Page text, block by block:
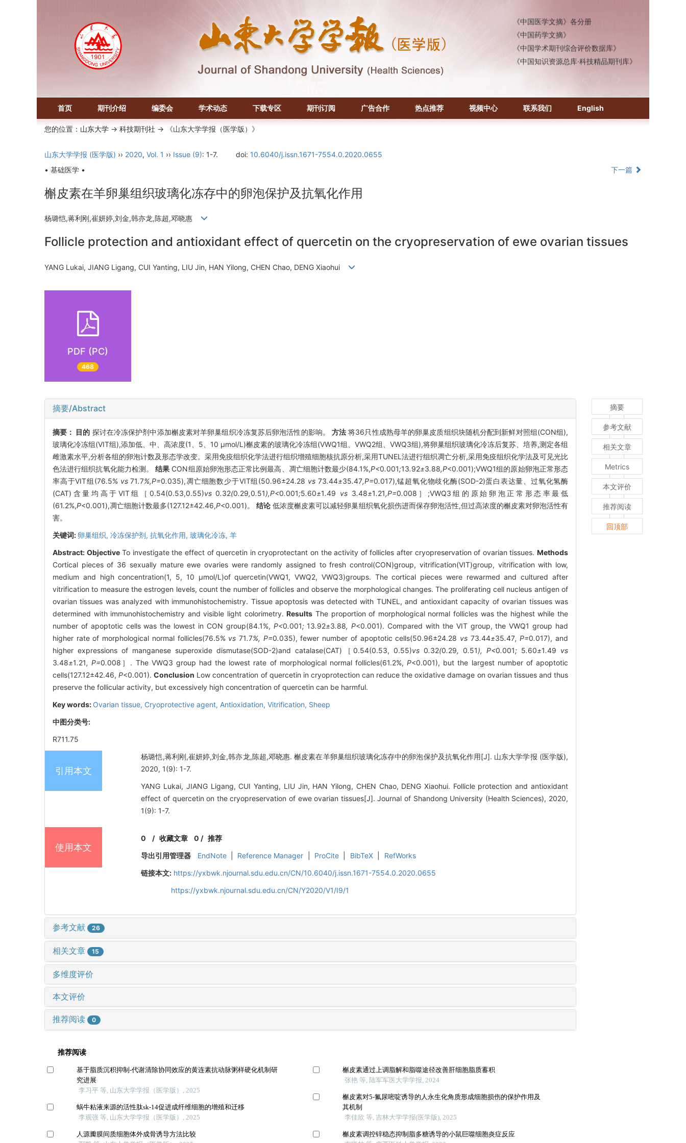
《中国药学文摘》
《中国学术期刊综合评价数据库》
《中国知识资源总库·科技精品期刊库》
首页 期刊介绍 编委会 学术动态 下载专区 期刊订阅 广告合作 热点推荐 视频中心 联系我们 English
您的位置： 山东大学 -> 科技期刊社 -> 《山东大学学报（医学版）》
山东大学学报 (医学版) ›› 2020, Vol. 1 ›› Issue (9): 1-7. doi: 10.6040/j.issn.1671-7554.0.2020.0655
• 基础医学 •
下一篇
槲皮素在羊卵巢组织玻璃化冻存中的卵泡保护及抗氧化作用
杨璐恺,蒋利刚,崔妍婷,刘金,韩亦龙,陈超,邓晓惠
Follicle protection and antioxidant effect of quercetin on the cryopreservation of ewe ovarian tissues
YANG Lukai, JIANG Ligang, CUI Yanting, LIU Jin, HAN Yilong, CHEN Chao, DENG Xiaohui
PDF (PC)
468
摘要/Abstract
摘要： 目的 探讨在冷冻保护剂中添加槲皮素对羊卵巢组织冷冻复苏后卵泡活性的影响。 方法 将36只性成熟母羊的卵巢皮质组织块随机分配到新鲜对照组(CON组),
玻璃化冷冻组(VIT组),添加低、中、高浓度(1、5、10 μmol/L)槲皮素的玻璃化冷冻组(VWQ1组、VWQ2组、VWQ3组),将卵巢组织玻璃化冷冻后复苏、培养,测定各组
雌激素水平,分析各组的卵泡计数及形态学改变。采用免疫组织化学法进行组织增殖细胞核抗原分析,采用TUNEL法进行组织凋亡分析,采用免疫组织化学法及可见光比
色法进行组织抗氧化能力检测。结果 CON组原始卵泡形态正常比例最高、凋亡细胞计数最少(84.1%,P<0.001;13.92±3.88,P<0.001);VWQ1组的原始卵泡正常形态
率高于VIT组(76.5% vs71.7%,P=0.035),凋亡细胞数少于VIT组(50.96±24.28 vs 73.44±35.47,P=0.017),锰超氧化物歧化酶(SOD-2)蛋白表达量、过氧化氢酶
(CAT)含量均高于VIT组［0.54(0.53,0.55)vs0.32(0.29,0.51),P<0.001;5.60±1.49 vs 3.48±1.21,P=0.008］;VWQ3组的原始卵泡正常形态率最低
(61.2%,P<0.001),凋亡细胞计数最多(127.12±42.46,P<0.001)。结论 低浓度槲皮素可以减轻卵巢组织氧化损伤进而保存卵泡活性,但过高浓度的槲皮素对卵泡活性有
害。
关键词: 卵巢组织, 冷冻保护剂, 抗氧化作用, 玻璃化冷冻, 羊
Abstract: ObjectiveTo investigate the effect of quercetin in cryoprotectant on the activity of follicles after cryopreservation of ovarian tissues.Methods
Cortical pieces of 36 sexually mature ewe ovaries were randomly assigned to fresh control(CON)group, vitrification(VIT)group, vitrification with low,
medium and high concentration(1, 5, 10 μmol/L)of quercetin(VWQ1, VWQ2, VWQ3)groups. The cortical pieces were rewarmed and cultured after
vitrification to measure the estrogen levels, count the number of follicles and observe the morphological changes. The proliferating cell nucleus antigen of
ovarian tissues was analyzed with immunohistochemistry. Tissue apoptosis was detected with TUNEL, and antioxidant capacity of ovarian tissues was
determined with immunohistochemistry and visible light colorimetry.Results The proportion of morphological normal follicles was the highest while the
number of apoptotic cells was the lowest in CON group(84.1%, P<0.001; 13.92±3.88, P<0.001). Compared with the VIT group, the VWQ1 group had
higher rate of morphological normal follicles(76.5% vs 71.7%, P=0.035), fewer number of apoptotic cells(50.96±24.28 vs 73.44±35.47, P=0.017), and
higher expressions of manganese superoxide dismutase(SOD-2)and catalase(CAT)［0.54(0.53, 0.55)vs 0.32(0.29, 0.51), P<0.001; 5.60±1.49 vs
3.48±1.21, P=0.008］. The VWQ3 group had the lowest rate of morphological normal follicles(61.2%,P<0.001), but the largest number of apoptotic
cells(127.12±42.46,P<0.001).Conclusion Low concentration of quercetin in cryoprotection can reduce the oxidative damage on ovarian tissues and thus
preserve the follicular activity, but excessively high concentration of quercetin can be harmful.
Key words: Ovarian tissue, Cryoprotective agent, Antioxidation, Vitrification, Sheep
中图分类号:
R711.75
引用本文
杨璐恺,蒋利刚,崔妍婷,刘金,韩亦龙,陈超,邓晓惠. 槲皮素在羊卵巢组织玻璃化冻存中的卵泡保护及抗氧化作用[J]. 山东大学学报 (医学版),
2020, 1(9): 1-7.
YANG Lukai, JIANG Ligang, CUI Yanting, LIU Jin, HAN Yilong, CHEN Chao, DENG Xiaohui. Follicle protection and antioxidant
effect of quercetin on the cryopreservation of ewe ovarian tissues[J]. Journal of Shandong University (Health Sciences), 2020,
1(9): 1-7.
使用本文
0 /收藏文章 0 / 推荐
导出引用管理器
EndNote Reference Manager ProCite BibTeX
RefWorks
链接本文: https://yxbwk.njournal.sdu.edu.cn/CN/10.6040/j.issn.1671-7554.0.2020.0655
https://yxbwk.njournal.sdu.edu.cn/CN/Y2020/V1/I9/1
参考文献 26
相关文章 15
多维度评价
本文评价
推荐阅读 0
摘要
参考文献
相关文章
Metrics
本文评价
推荐阅读
回顶部